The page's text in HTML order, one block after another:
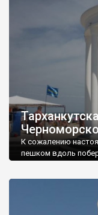
К сожалению
пешком вдоль